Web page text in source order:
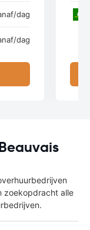
/dag
/dag
zoekopdracht alle